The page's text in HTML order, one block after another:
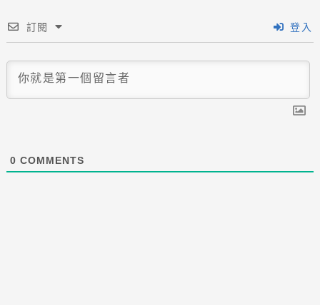
訂閱 登入
0 COMMENTS